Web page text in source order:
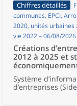
Chiffres détaillés
communes, EPCI,
2020, unités urbaines
vie 2022 – 06/08/2026
Créations
2012 à 2025 et
Système
d’entreprises